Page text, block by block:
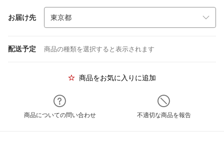
お届け先
配送予定 商品の種類を選択すると表示されます
商品をお気に入りに追加
商品についての問い合わせ 不適切な商品を報告